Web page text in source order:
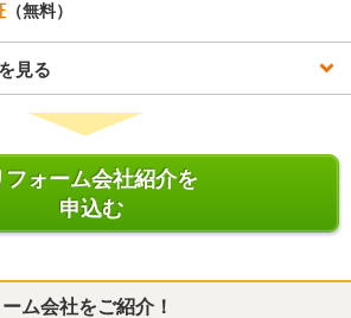
（無料）
見る
フォーム会社紹介を
申込む
ム会社をご紹介！